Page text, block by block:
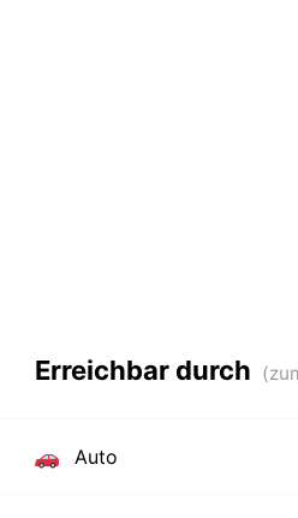
Erreichbar durch
Auto